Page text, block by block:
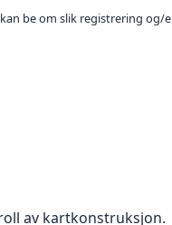
be om slik registrering og/
av kartkonstruksjon.